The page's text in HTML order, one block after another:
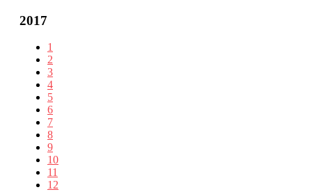
2017
1
2
3
4
5
6
7
8
9
10
11
12